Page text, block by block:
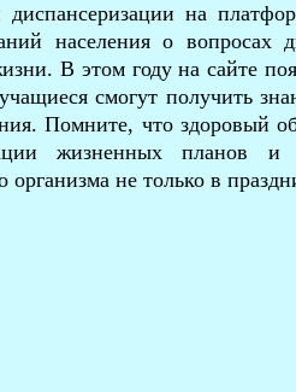
на
населения о вопросах
В этом году на сайте
смогут получить
Помните, что здоровый
жизненных планов
организма не только в